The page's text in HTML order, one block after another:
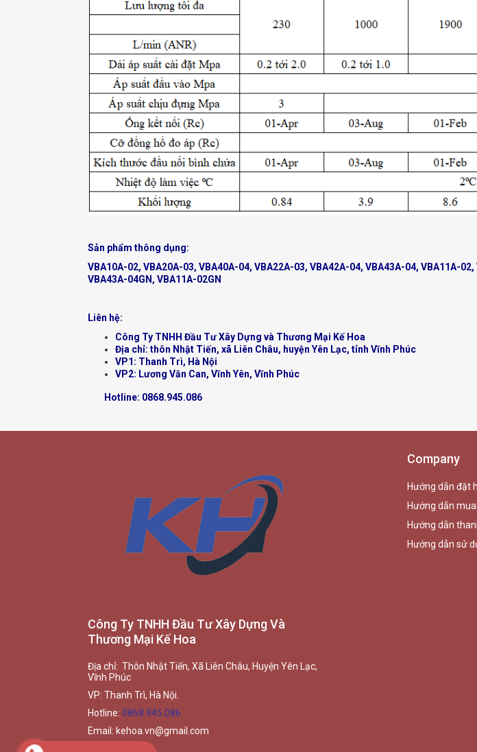
Sản phẩm thông dụng:
VBA10A-02, VBA20A-03, VBA40A-04, VBA22A-03, VBA42A-04, VBA43A-04, VBA11A-
VBA43A-04GN, VBA11A-02GN
Liên hệ:
Công Ty TNHH Đầu Tư Xây Dựng và Thương Mại Kế Hoa
Địa chỉ: thôn Nhật Tiến, xã Liên Châu, huyện Yên Lạc, tỉnh Vĩnh Phúc
VP1: Thanh Trì, Hà Nội
VP2: Lương Văn Can, Vĩnh Yên, Vĩnh Phúc
Hotline: 0868.945.086
Công Ty TNHH Đầu Tư Xây Dựng Và
Thương Mại Kế Hoa
Địa chỉ: Thôn Nhật Tiến, Xã Liên Châu, Huyện Yên Lạc,
Vĩnh Phúc
VP: Thanh Trì, Hà Nội.
Hotline: 0868.945.086
Email: kehoa.vn@gmail.com
Company
Hướng dẫn đặt
Hướng dẫn
Hướng dẫn
Hướng dẫn sử